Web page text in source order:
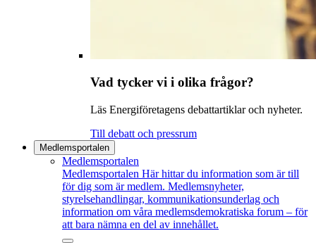
Vad tycker vi i olika frågor?
Läs Energiföretagens debattartiklar och nyheter.
Till debatt och pressrum
Medlemsportalen
Medlemsportalen
Medlemsportalen Här hittar du information som är till
för dig som är medlem. Medlemsnyheter,
styrelsehandlingar, kommunikationsunderlag och
information om våra medlemsdemokratiska forum – för
att bara nämna en del av innehållet.